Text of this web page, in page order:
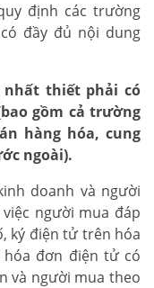
định các trường
đầy đủ nội dung
nhất thiết phải có
gồm cả trường
hàng hóa, cung
ngoài).
doanh và người
người mua đáp
ký điện tử trên hóa
đơn điện tử có
và người mua theo